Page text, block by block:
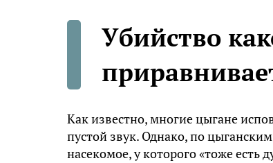
Убийство
Как известно, многие цыгане
пустой звук. Однако, по
насекомое, у которого «тоже есть